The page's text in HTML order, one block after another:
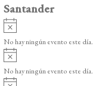
Santander
A
v
i
o
No hay ningún evento este día.
A
v
i
No hay ningún evento este día.